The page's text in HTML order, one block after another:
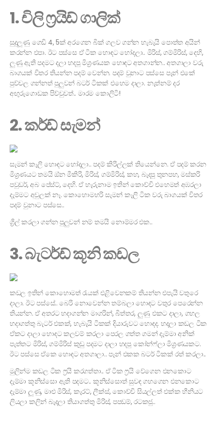
1. චිලි ෆ්‍රයිඩ් ගාලික්
සුදුලූණු ගෙඩි 4, 5ක් අරගෙන බික් ගලව ගන්න හැබැයි පොත්ත අයින්
කරන්න එපා. ඊට පස්සෙ ඒ ටික හොඳට හෝදලා.. මිරිස්, ගම්මිරිස්, දෙහි,
ලුණු ඇති පදමට දලා හදපු මිශ්‍රණයක හොඳට අතගාන්න.. අතගාලා වරු
බාගයක් විතර තියන්න පදම් වෙන්න. පදම් වුනාට පස්සෙ පෑන් එකේ
පුච්චල ගන්නත් පුලුවන් බටර් ටිකක් එහෙම දාලා. නැත්නම් දර
අඟුරුගොඩක පිච්චුවත්.. මාරම කොලිටි!
2. කර්ඩ් සැමන්
සැමන් කෑලි හොඳට හෝදලා.. පදම් කිරිල්ලක් තියෙන්නෙ. ඒ පදම් කරන
මිශ්‍රණයට තමයි ඔ්න මීකිරි, මිරිස්, ගම්මිරිස්, කහ, බැදපු තුනපහ, මස්කරි
පවුඩර්, අබ පේස්ට්, දෙහි. ඒ හැරුනාම ඉතින් කොච්චි එහෙමත් අඹරලා
දැම්මට අවුලක් නෑ. කොහොමහරි සැමන් කෑලි ටික වරු බාගයක් විතර
පදම් වුනාට පස්සෙ..
ග්‍රිල් කරලා ගන්න පුලුවන් නම් තමයි නොම්මර එක..
3. බැටර්ඩ් කූනි කඩල
කඩල ඉතින් කොහොමත් රැයක් එළිවෙනකම් තියන්න එපැයි වතුරෙ
දාලා. ඊට පස්සේ.. බෙරි නොවෙන්න තම්බලා හොඳට වතුර පෙරෙන්න
තියන්න. ඒ අතරට හදාගන්න මාගරින්, බිත්තර, ලුණු එකට දාලා, ගහල
හදාගත්තු බැටර් එකක්, හැබැයි ටිකක් දියාරුවට හොඳද. හදලා කඩල ටික
ඒකට දාලා හොඳට කලවම් කරලා පෙරල ගත්ත ගමන් දැම්මා අනික්
පැත්තට මිරිස්, ගම්මිරිස් කුඩු පදමට දාලා හදපු කෝන්ෆ්ලා මිශ්‍රණයකට.
ඊට පස්සෙ ඒකෙ හොඳට අතගාලා.. පෑන් එකක බටර් ටිකක් රත් කරලා..
මුලින්ම කඩල ටික ෆ්‍රයි කරගත්තා.. ඒ ටික ෆ්‍රයි වේගෙන එනකොට
දැම්මා කූනිස්සො ඇති පදමට.. කූනිස්සොත් සුවඳ ගහගෙන එනකොට
දැම්මා ලූණු, මාළු මිරිස්, කැරට්, ලීක්ස්, කොච්චි සියල්ලත් එක්ක හීනියට
ලියලා කලින් බැදලා තියාගත්තු මිරිස්, පපඩම්, රටකජු..